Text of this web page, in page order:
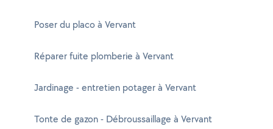
Poser du placo à Vervant
Réparer fuite plomberie à Vervant
Jardinage - entretien potager à Vervant
Tonte de gazon - Débroussaillage à Vervant